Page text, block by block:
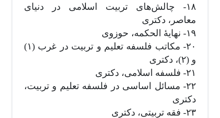
۱۸- چالش‌های تربیت اسلامی در دنیای
معاصر، دکتری
۱۹- نهایۀ الحکمه، حوزوی
۲۰- مکاتب فلسفه تعلیم و تربیت در غرب (۱)
و (۲)، دکتری
۲۱- فلسفه اسلامی، دکتری
۲۲- مسائل اساسی در فلسفه تعلیم و تربیت،
دکتری
۲۳- فقه تربیتی، دکتری